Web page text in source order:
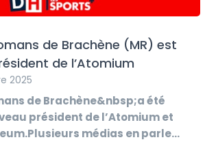
de Brachène (MR) est
de l’Atomium
2025
de Brachène&nbsp;a été
président de l’Atomium et
médias en parlent